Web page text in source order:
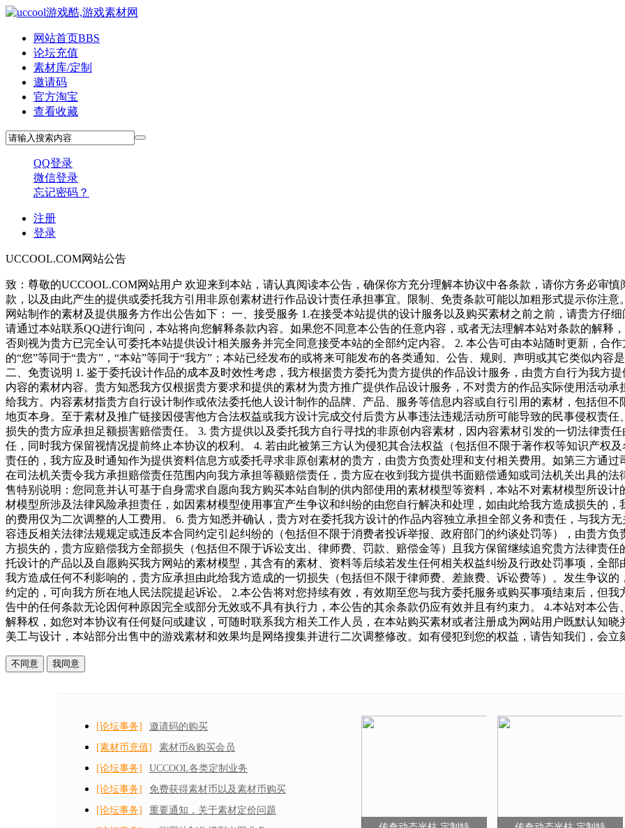
网站首页BBS
论坛充值
素材库/定制
邀请码
官方淘宝
查看收藏
QQ登录
微信登录
忘记密码？
注册
登录
UCCOOL.COM网站公告
致：尊敬的UCCOOL.COM网站用户 欢迎来到本站，请认真阅读本公告，确保你方充分理解本协议中各条款，请你方务必审
款，以及由此产生的提供或委托我方引用非原创素材进行作品设计责任承担事宜。限制、免责条款可能以加粗形式提示你注
网站制作的素材及提供服务方作出公告如下： 一、接受服务 1.在接受本站提供的设计服务以及购买素材之前之前，请贵方仔
请通过本站联系QQ进行询问，本站将向您解释条款内容。如果您不同意本公告的任意内容，或者无法理解本站对条款的解释
否则视为贵方已完全认可委托本站提供设计相关服务并完全同意接受本站的全部约定内容。 2. 本公告可由本站随时更新，合
的“您”等同于“贵方”，“本站”等同于“我方”；本站已经发布的或将来可能发布的各类通知、公告、规则、声明或其它类似内容
二、免责说明 1. 鉴于委托设计作品的成本及时效性考虑，我方根据贵方委托为贵方提供的作品设计服务，由贵方自行为我方
内容的素材内容。贵方知悉我方仅根据贵方要求和提供的素材为贵方推广提供作品设计服务，不对贵方的作品实际使用活动
给我方。内容素材指贵方自行设计制作或依法委托他人设计制作的品牌、产品、服务等信息内容或自行引用的素材，包括但
地页本身。至于素材及推广链接因侵害他方合法权益或我方设计完成交付后贵方从事违法违规活动所可能导致的民事侵权责
损失的贵方应承担足额损害赔偿责任。 3. 贵方提供以及委托我方自行寻找的非原创内容素材，因内容素材引发的一切法律责
任，同时我方保留视情况提前终止本协议的权利。 4. 若由此被第三方认为侵犯其合法权益（包括但不限于著作权等知识产权
责任的，我方应及时通知作为提供资料信息方或委托寻求非原创素材的贵方，由贵方负责处理和支付相关费用。如第三方通
在司法机关责令我方承担赔偿责任范围内向我方承担等额赔偿责任，贵方应在收到我方提供书面赔偿通知或司法机关出具的
售特别说明：您同意并认可基于自身需求自愿向我方购买本站自制的供内部使用的素材模型等资料，本站不对素材模型所设
材模型所涉及法律风险承担责任，如因素材模型使用事宜产生争议和纠纷的由您自行解决和处理，如由此给我方造成损失的
的费用仅为二次调整的人工费用。 6. 贵方知悉并确认，贵方对在委托我方设计的作品内容独立承担全部义务和责任，与我方
容违反相关法律法规规定或违反本合同约定引起纠纷的（包括但不限于消费者投诉举报、政府部门的约谈处罚等），由贵方
方损失的，贵方应赔偿我方全部损失（包括但不限于诉讼支出、律师费、罚款、赔偿金等）且我方保留继续追究贵方法律责
托设计的产品以及自愿购买我方网站的素材模型，其含有的素材、资料等后续若发生任何相关权益纠纷及行政处罚事项，全
我方造成任何不利影响的，贵方应承担由此给我方造成的一切损失（包括但不限于律师费、差旅费、诉讼费等）。发生争议
约定的，可向我方所在地人民法院提起诉讼。 2.本公告将对您持续有效，有效期至您与我方委托服务或购买事项结束后，但
告中的任何条款无论因何种原因完全或部分无效或不具有执行力，本公告的其余条款仍应有效并且有约束力。 4.本站对本公
解释权，如您对本协议有任何疑问或建议，可随时联系我方相关工作人员，在本站购买素材或者注册成为网站用户既默认知
美工与设计，本站部分出售中的游戏素材和效果均是网络搜集并进行二次调整修改。如有侵犯到您的权益，请告知我们，会立
不同意 我同意
[论坛事务]
邀请码的购买
[素材币充值]
素材币&购买会员
[论坛事务]
UCCOOL各类定制业务
[论坛事务]
免费获得素材币以及素材币购买
[论坛事务]
重要通知，关于素材定价问题